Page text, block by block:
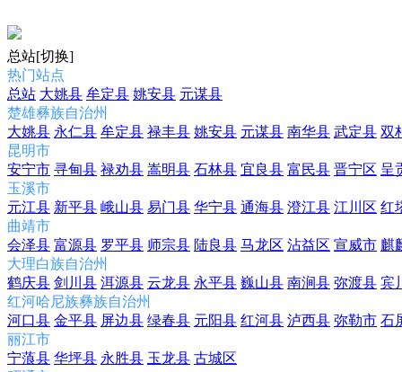
总站[切换]
热门站点
总站 大姚县 牟定县 姚安县 元谋县
楚雄彝族自治州
大姚县 永仁县 牟定县 禄丰县 姚安县 元谋县 南华县 武定县 双
昆明市
安宁市 寻甸县 禄劝县 嵩明县 石林县 宜良县 富民县 晋宁区 呈
玉溪市
元江县 新平县 峨山县 易门县 华宁县 通海县 澄江县 江川区 红
曲靖市
会泽县 富源县 罗平县 师宗县 陆良县 马龙区 沾益区 宣威市 麒
大理白族自治州
鹤庆县 剑川县 洱源县 云龙县 永平县 巍山县 南涧县 弥渡县 宾
红河哈尼族彝族自治州
河口县 金平县 屏边县 绿春县 元阳县 红河县 泸西县 弥勒市 石
丽江市
宁蒗县 华坪县 永胜县 玉龙县 古城区